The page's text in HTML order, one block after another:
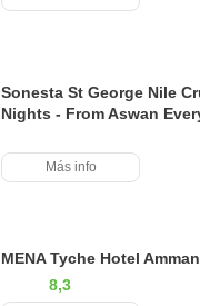
Sonesta St George Nile
Nights - From Aswan
Más info
MENA Tyche Hotel Amman
8,3